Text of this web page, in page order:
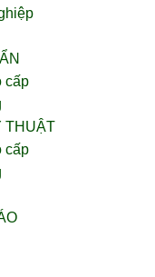
cấp
THUẬT
cấp